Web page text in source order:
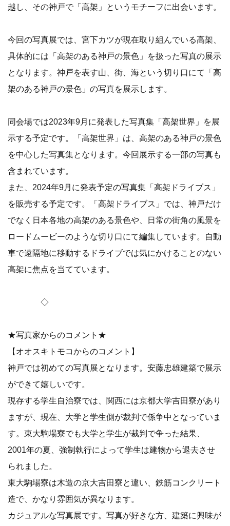
越し、その神戸で「高架」というモチーフに出会います。
今回の写真展では、宮下カツが現在取り組んでいる高架、
具体的には「高架のある神戸の景色」を扱った写真の展示
となります。神戸を表す山、街、海という切り口にて「高
架のある神戸の景色」の写真を展示します。
同会場では2023年9月に発表した写真集「高架世界」を展
示する予定です。「高架世界」は、高架のある神戸の景色
を中心した写真集となります。今回展示する一部の写真も
含まれています。
また、2024年9月に発表予定の写真集「高架ドライブス」
を販売する予定です。「高架ドライブス」では、神戸だけ
でなく日本各地の高架のある景色や、日常の街角の風景を
ロードムービーのような切り口にて編集しています。自動
車で遠隔地に移動するドライブでは気にかけることのない
高架に焦点を当てています。
◇
★写真家からのコメント★
【オオスキトモコからのコメント】
神戸では初めての写真展となります。安藤忠雄建築で展示
ができて嬉しいです。
現存する学生自治寮では、関西には京都大学吉田寮があり
ますが、現在、大学と学生側が裁判で係争中となっていま
す。東大駒場寮でも大学と学生が裁判で争った結果、
2001年の夏、強制執行によって学生は建物から退去させ
られました。
東大駒場寮は木造の京大吉田寮と違い、鉄筋コンクリート
造で、かなり雰囲気が異なります。
カジュアルな写真展です。写真が好きな方、建築に興味が